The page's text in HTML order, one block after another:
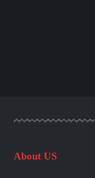
About US